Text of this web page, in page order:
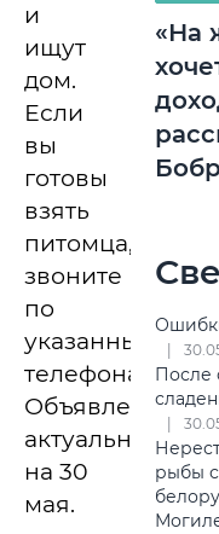
и
ищут
дом.
Если
вы
готовы
взять
питомца,
звоните
по
указанным
телефонам.
Объявления
актуальны
на 30
мая.
«На
После
рыбы